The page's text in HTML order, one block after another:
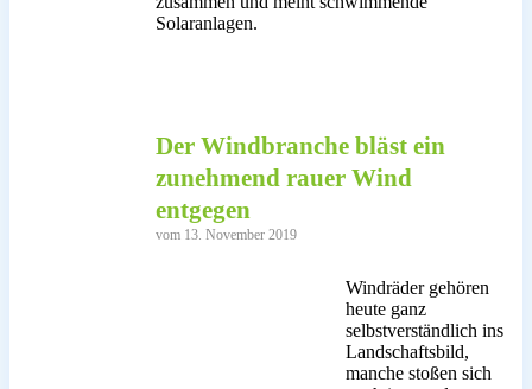
Solaranlagen.
Der Windbranche bläst ein
zunehmend rauer Wind
entgegen
vom 13. November 2019
Windräder gehören
heute ganz
selbstverständlich ins
Landschaftsbild,
manche stoßen sich